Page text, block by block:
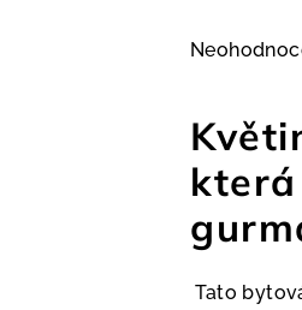
Průměrné
je
0,0
z
5
hvězdiček.
Tato